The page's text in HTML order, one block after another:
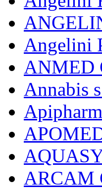
Angelini
ANMED
Annabis
ARCAM